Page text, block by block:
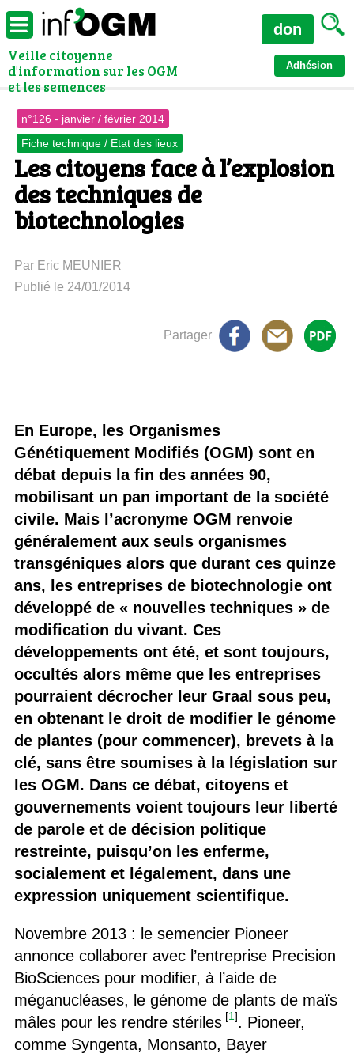
Veille citoyenne
d'information sur les OGM
et les semences
Adhésion
don
n°126 - janvier / février 2014
Fiche technique / Etat des lieux
Les citoyens face à l’explosion
des techniques de
biotechnologies
Par Eric MEUNIER
Publié le 24/01/2014
Partager
En Europe, les Organismes
Génétiquement Modifiés (OGM) sont en
débat depuis la fin des années 90,
mobilisant un pan important de la société
civile. Mais l’acronyme OGM renvoie
généralement aux seuls organismes
transgéniques alors que durant ces quinze
ans, les entreprises de biotechnologie ont
développé de « nouvelles techniques » de
modification du vivant. Ces
développements ont été, et sont toujours,
occultés alors même que les entreprises
pourraient décrocher leur Graal sous peu,
en obtenant le droit de modifier le génome
de plantes (pour commencer), brevets à la
clé, sans être soumises à la législation sur
les OGM. Dans ce débat, citoyens et
gouvernements voient toujours leur liberté
de parole et de décision politique
restreinte, puisqu’on les enferme,
socialement et légalement, dans une
expression uniquement scientifique.
Novembre 2013 : le semencier Pioneer
annonce collaborer avec l’entreprise Precision
BioSciences pour modifier, à l’aide de
méganucléases, le génome de plants de maïs
mâles pour les rendre stériles [1]. Pioneer,
comme Syngenta, Monsanto, Bayer